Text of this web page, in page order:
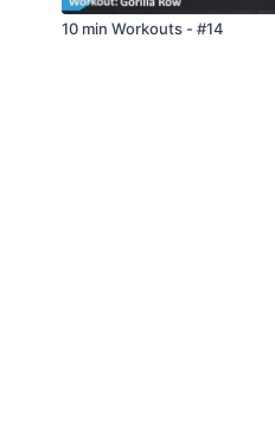
10 min Workouts - #14